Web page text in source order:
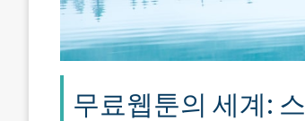
무료웹툰의 세계: